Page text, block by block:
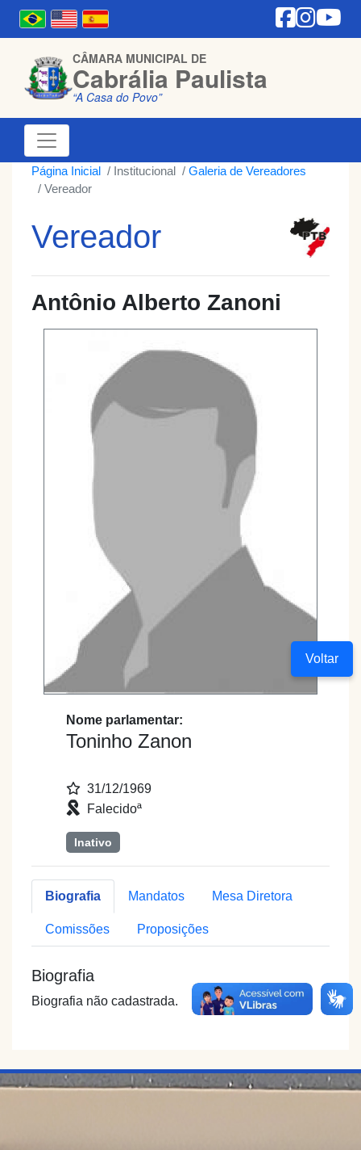
CÂMARA MUNICIPAL DE
Cabrália Paulista
“A Casa do Povo”
Voltar
Página Inicial Institucional
Galeria de Vereadores
Vereador
Vereador
Antônio Alberto Zanoni
Nome parlamentar:
Toninho Zanon
31/12/1969
Falecidoª
Inativo
Biografia Mandatos Mesa Diretora
Comissões Proposições
Biografia
Biografia não cadastrada.